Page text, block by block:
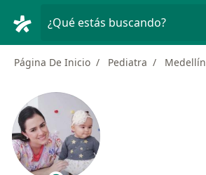
¿Qué estás buscando?
Página De Inicio Pediatra Medellín